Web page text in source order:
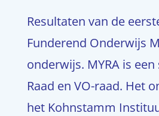
Resultaten van de
Funderend Onderwijs
onderwijs. MYRA is
Raad en VO-raad. Het
het Kohnstamm